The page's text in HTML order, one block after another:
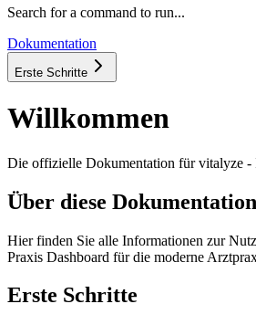
Search for a command to run...
Dokumentation
Erste Schritte
Willkommen
Die offizielle Dokumentation für vitalyze -
Über diese Dokumentation
Hier finden Sie alle Informationen zur
Praxis Dashboard für die moderne
Erste Schritte